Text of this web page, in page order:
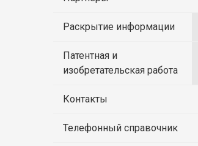
Раскрытие информации
Патентная и
изобретательская работа
Контакты
Телефонный справочник